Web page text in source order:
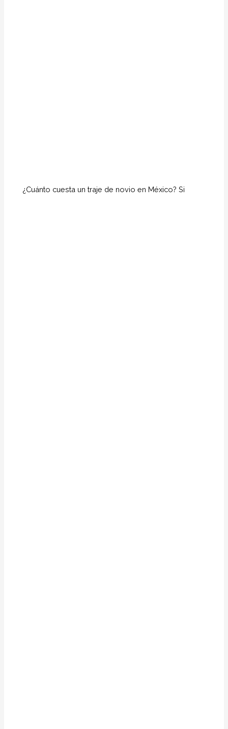
¿Cuánto cuesta un traje de novio en México? Si